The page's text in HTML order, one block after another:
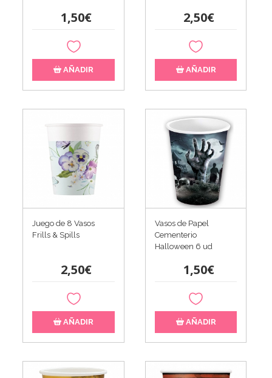
1,50€
AÑADIR
2,50€
AÑADIR
Juego de 8 Vasos
Frills & Spills
2,50€
AÑADIR
Vasos de Papel
Cementerio
Halloween 6 ud
1,50€
AÑADIR